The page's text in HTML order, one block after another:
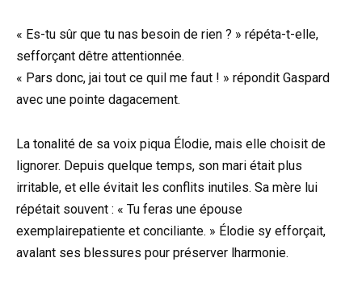
« Es-tu sûr que tu nas besoin de rien ? » répéta-t-elle,
sefforçant dêtre attentionnée.
« Pars donc, jai tout ce quil me faut ! » répondit Gaspard
avec une pointe dagacement.
La tonalité de sa voix piqua Élodie, mais elle choisit de
lignorer. Depuis quelque temps, son mari était plus
irritable, et elle évitait les conflits inutiles. Sa mère lui
répétait souvent : « Tu feras une épouse
exemplairepatiente et conciliante. » Élodie sy efforçait,
avalant ses blessures pour préserver lharmonie.